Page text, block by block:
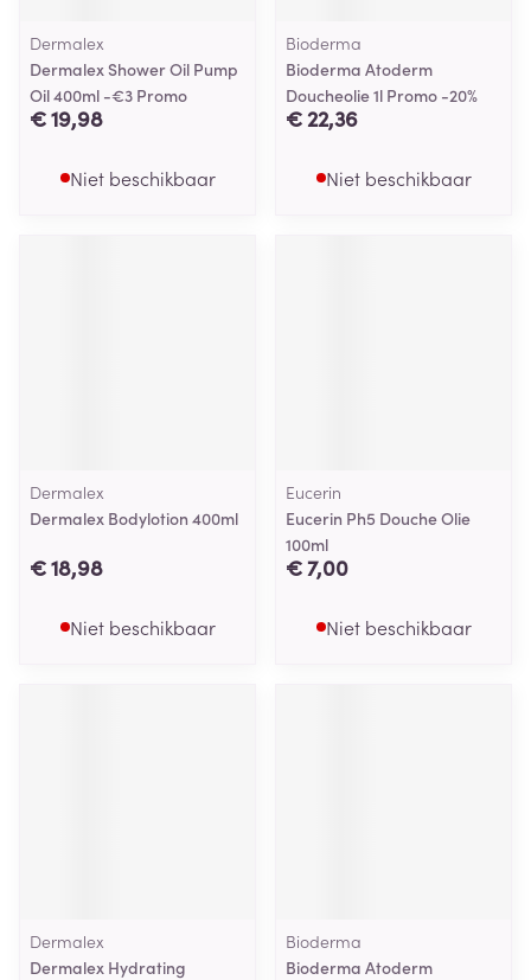
Dermalex
Dermalex Shower Oil Pump
Oil 400ml -€3 Promo
€ 19,98
Niet beschikbaar
Bioderma
Bioderma Atoderm
Doucheolie 1l Promo -20%
€ 22,36
Niet beschikbaar
Dermalex
Dermalex Bodylotion 400ml
€ 18,98
Niet beschikbaar
Eucerin
Eucerin Ph5 Douche Olie
100ml
€ 7,00
Niet beschikbaar
Dermalex
Dermalex Hydrating
Bioderma
Bioderma Atoderm